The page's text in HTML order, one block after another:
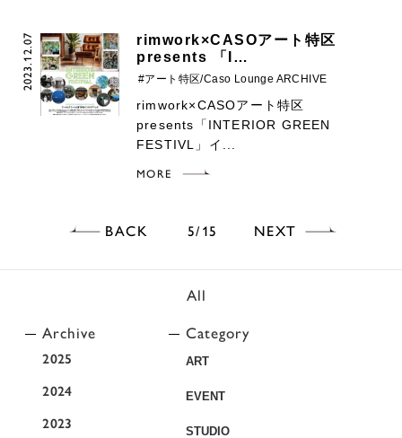
All
Archive
2025
2024
2023
Category
ART
EVENT
STUDIO
2023.12.07
rimwork×CASOアート特区
presents 「I…
#アート特区/Caso Lounge ARCHIVE
rimwork×CASOアート特区
presents「INTERIOR GREEN
FESTIVL」イ...
MORE
BACK 5 15 NEXT